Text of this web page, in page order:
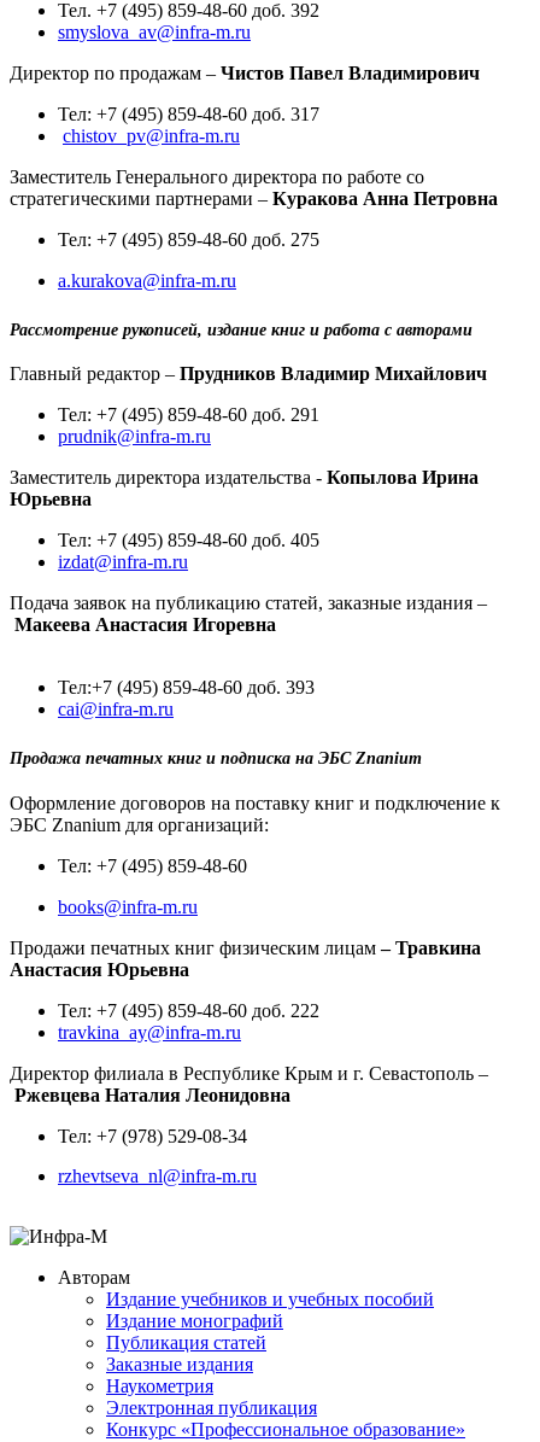
Тел. +7 (495) 859-48-60 доб. 392
smyslova_av@infra-m.ru
Директор по продажам – Чистов Павел Владимирович
Тел: +7 (495) 859-48-60 доб. 317
chistov_pv@infra-m.ru
Заместитель Генерального директора по работе со
стратегическими партнерами – Куракова Анна Петровна
Тел: +7 (495) 859-48-60 доб. 275
a.kurakova@infra-m.ru
Рассмотрение рукописей, издание книг и работа с авторами
Главный редактор – Прудников Владимир Михайлович
Тел: +7 (495) 859-48-60 доб. 291
prudnik@infra-m.ru
Заместитель директора издательства - Копылова Ирина
Юрьевна
Тел: +7 (495) 859-48-60 доб. 405
izdat@infra-m.ru
Подача заявок на публикацию статей, заказные издания –
Макеева Анастасия Игоревна
Тел:+7 (495) 859-48-60 доб. 393
cai@infra-m.ru
Продажа печатных книг и подписка на ЭБС Znanium
Оформление договоров на поставку книг и подключение к
ЭБС Znanium для организаций:
Тел: +7 (495) 859-48-60
books@infra-m.ru
Продажи печатных книг физическим лицам– Травкина
Анастасия Юрьевна
Тел: +7 (495) 859-48-60 доб. 222
travkina_ay@infra-m.ru
Директор филиала в Республике Крым и г. Севастополь –
Ржевцева Наталия Леонидовна
Тел: +7 (978) 529-08-34
rzhevtseva_nl@infra-m.ru
Авторам
Издание учебников и учебных пособий
Издание монографий
Публикация статей
Заказные издания
Наукометрия
Электронная публикация
Конкурс «Профессиональное образование»